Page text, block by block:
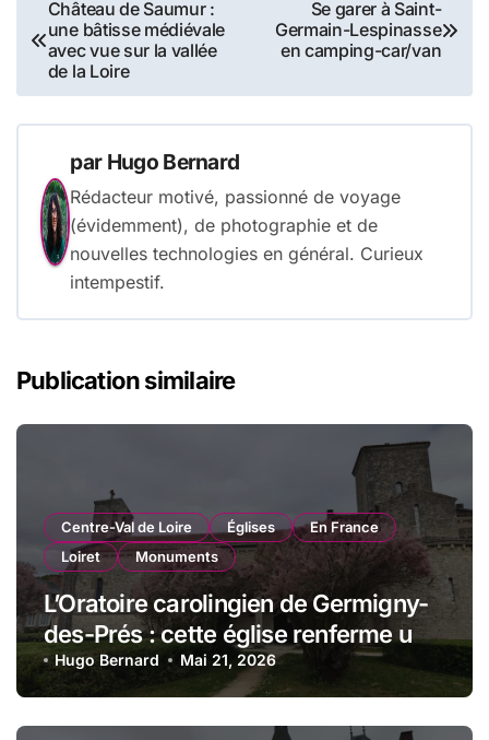
de
l’article
Château de Saumur :
une bâtisse médiévale
avec vue sur la vallée
de la Loire
Se garer à Saint-
Germain-Lespinasse
en camping-car/van
par Hugo Bernard
Rédacteur motivé, passionné de voyage
(évidemment), de photographie et de
nouvelles technologies en général. Curieux
intempestif.
Publication similaire
Centre-Val de Loire Églises
En France
Loiret
Monuments
L’Oratoire carolingien de Germigny-
des-Prés : cette église renferme une
magnifique mosaïque carolingienne
Hugo Bernard Mai 21, 2026